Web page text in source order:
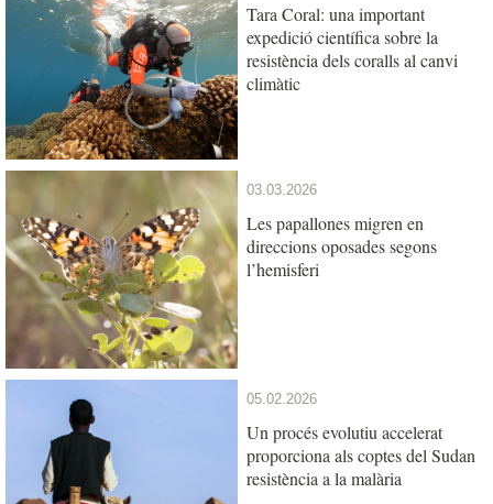
Tara Coral: una important
expedició científica sobre la
resistència dels coralls al canvi
climàtic
03.03.2026
Les papallones migren en
direccions oposades segons
l’hemisferi
05.02.2026
Un procés evolutiu accelerat
proporciona als coptes del Sudan
resistència a la malària